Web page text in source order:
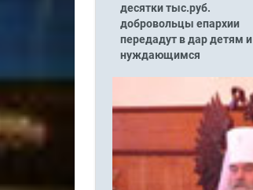
десятки тыс.руб.
добровольцы епархии
передадут в дар детям и
нуждающимся